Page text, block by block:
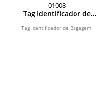
01008
Tag Identificador de
Tag Identificador de Bagagem.